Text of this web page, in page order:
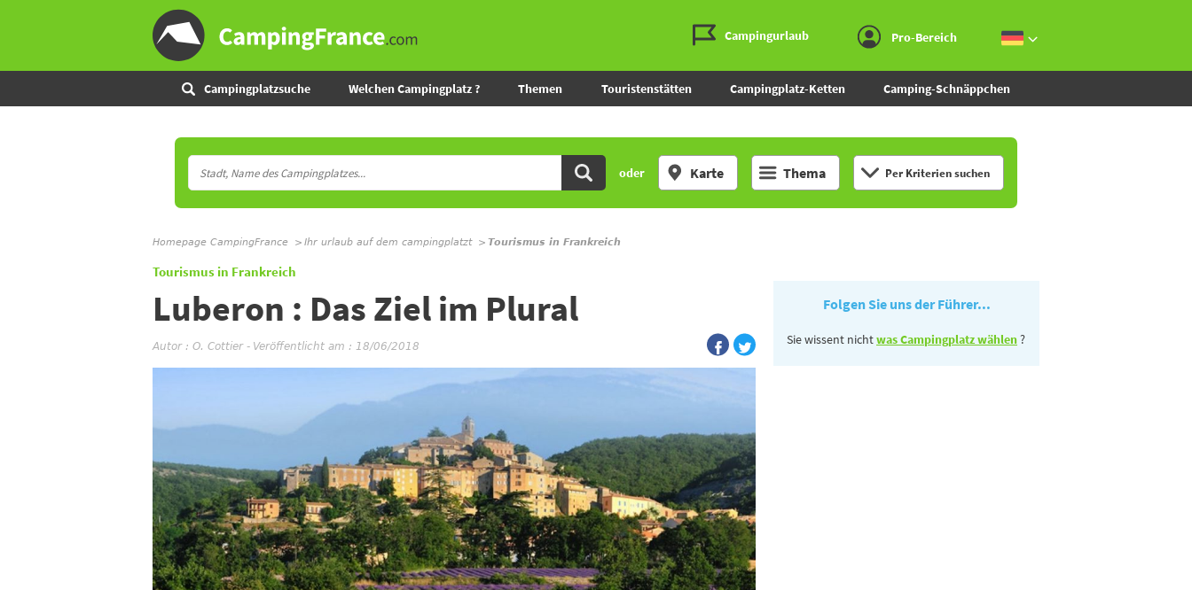
Campingurlaub Pro-Bereich
Campingplatzsuche Welchen Campingplatz ? Themen Touristenstätten Campingplatz-Ketten Camping-Schnäppchen
oder Karte Thema Per Kriterien suchen
Homepage CampingFrance Ihr urlaub auf dem campingplatzt Tourismus in Frankreich
Tourismus in Frankreich
Luberon : Das Ziel im Plural
Autor : O. Cottier- Veröffentlicht am : 18/06/2018
Folgen Sie uns der Führer...
Sie wissent nichtwas Campingplatz wählen?